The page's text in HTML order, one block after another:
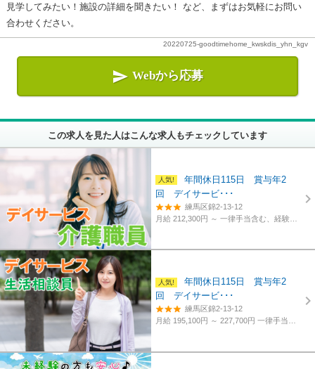
見学してみたい！施設の詳細を聞きたい！ など、まずはお気軽にお問い
合わせください。
20220725-goodtimehome_kwskdis_yhn_kgv
 Webから応募
この求人を見た人はこんな求人もチェックしています
年間休日115日 賞与年2
回 デイサービ･･･
練馬区錦2-13-12
月給 212,300円 ～一律手当含む、経験・資格考慮
年間休日115日 賞与年2
回 デイサービ･･･
練馬区錦2-13-12
月給 195,100円 ～ 227,700円一律手当含む、経験・資格考慮